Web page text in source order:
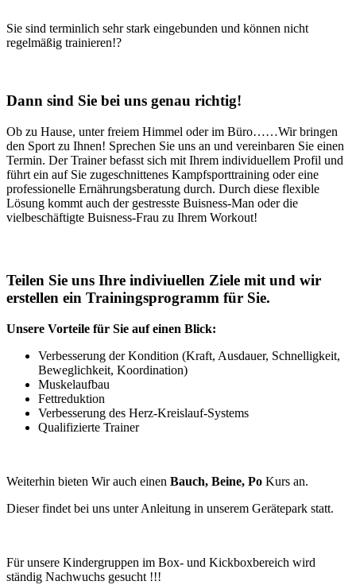
Sie sind terminlich sehr stark eingebunden und können nicht
regelmäßig trainieren!?
Dann sind Sie bei uns genau richtig!
Ob zu Hause, unter freiem Himmel oder im Büro……Wir bringen
den Sport zu Ihnen! Sprechen Sie uns an und vereinbaren Sie einen
Termin. Der Trainer befasst sich mit Ihrem individuellem Profil und
führt ein auf Sie zugeschnittenes Kampfsporttraining oder eine
professionelle Ernährungsberatung durch. Durch diese flexible
Lösung kommt auch der gestresste Buisness-Man oder die
vielbeschäftigte Buisness-Frau zu Ihrem Workout!
Teilen Sie uns Ihre indiviuellen Ziele mit und wir
erstellen ein Trainingsprogramm für Sie.
Unsere Vorteile für Sie auf einen Blick:
Verbesserung der Kondition (Kraft, Ausdauer, Schnelligkeit,
Beweglichkeit, Koordination)
Muskelaufbau
Fettreduktion
Verbesserung des Herz-Kreislauf-Systems
Qualifizierte Trainer
Weiterhin bieten Wir auch einen Bauch, Beine, Po Kurs an.
Dieser findet bei uns unter Anleitung in unserem Gerätepark statt.
Für unsere Kindergruppen im Box- und Kickboxbereich wird
ständig Nachwuchs gesucht !!!